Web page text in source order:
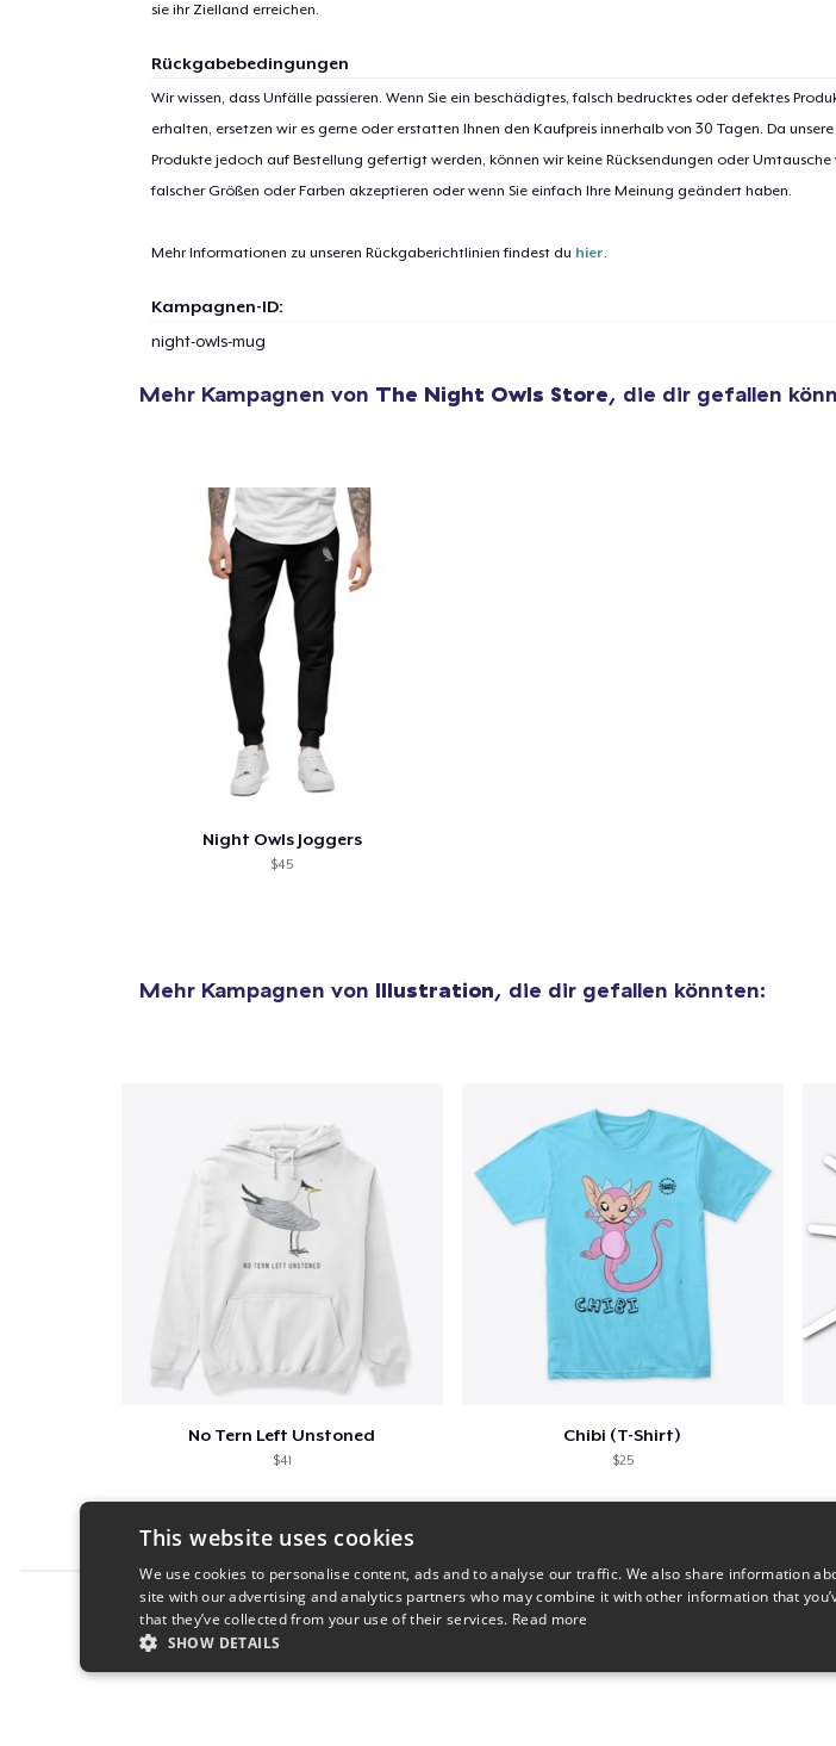
sie ihr Zielland erreichen.
Rückgabebedingungen
Wir wissen, dass Unfälle passieren. Wenn Sie ein beschädigtes, falsch bedrucktes oder defektes
erhalten, ersetzen wir es gerne oder erstatten Ihnen den Kaufpreis innerhalb von 30 Tagen. Da unsere
Produkte jedoch auf Bestellung gefertigt werden, können wir keine Rücksendungen oder Umtausche
falscher Größen oder Farben akzeptieren oder wenn Sie einfach Ihre Meinung geändert haben.
Mehr Informationen zu unseren Rückgaberichtlinien findest du hier.
Kampagnen-ID:
night-owls-mug
Mehr Kampagnen von The Night Owls Store, die dir gefallen
Night Owls Joggers
$45
Mehr Kampagnen von Illustration, die dir gefallen könnten:
No Tern Left Unstoned
$41
Chibi (T-Shirt)
$25
Report this product
hinzugefügt
Zur Kasse gehen
This website uses cookies
We use cookies to personalise content, ads and to analyse our traffic. We also share information
site with our advertising and analytics partners who may combine it with other information that
that they’ve collected from your use of their services. Read more
SHOW DETAILS